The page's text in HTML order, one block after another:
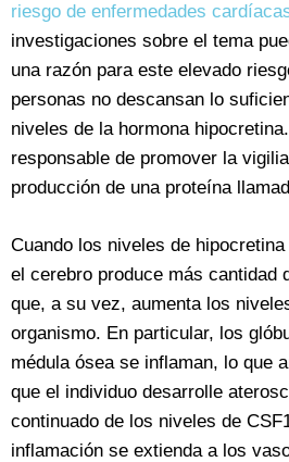
riesgo de enfermedades
investigaciones sobre el tema
una razón para este elevado
personas no descansan lo
niveles de la hormona
responsable de promover la
producción de una proteína
Cuando los niveles de
el cerebro produce más cantidad
que, a su vez, aumenta los
organismo. En particular, los
médula ósea se inflaman, lo que
que el individuo desarrolle
continuado de los niveles de
inflamación se extienda a los